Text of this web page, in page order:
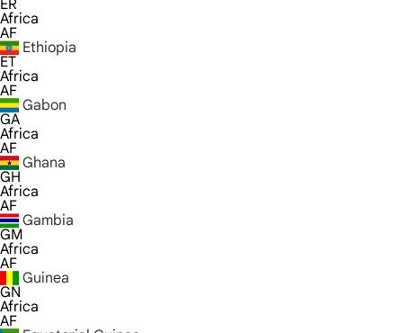
ER
Africa
AF
Ethiopia
ET
Africa
AF
Gabon
GA
Africa
AF
Ghana
GH
Africa
AF
Gambia
GM
Africa
AF
Guinea
GN
Africa
AF